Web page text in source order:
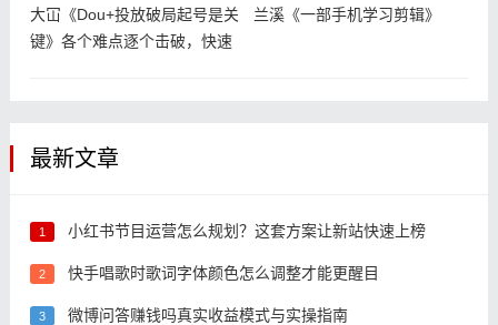
大冚《Dou+投放破局起号是关
键》各个难点逐个击破，快速
兰溪《一部手机学习剪辑》
最新文章
1 小红书节目运营怎么规划？这套方案让新站快速上榜
2 快手唱歌时歌词字体颜色怎么调整才能更醒目
3 微博问答赚钱吗真实收益模式与实操指南